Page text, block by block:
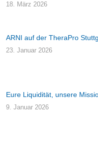
18. März 2026
ARNI auf der TheraPro
23. Januar 2026
Eure Liquidität, unsere
9. Januar 2026